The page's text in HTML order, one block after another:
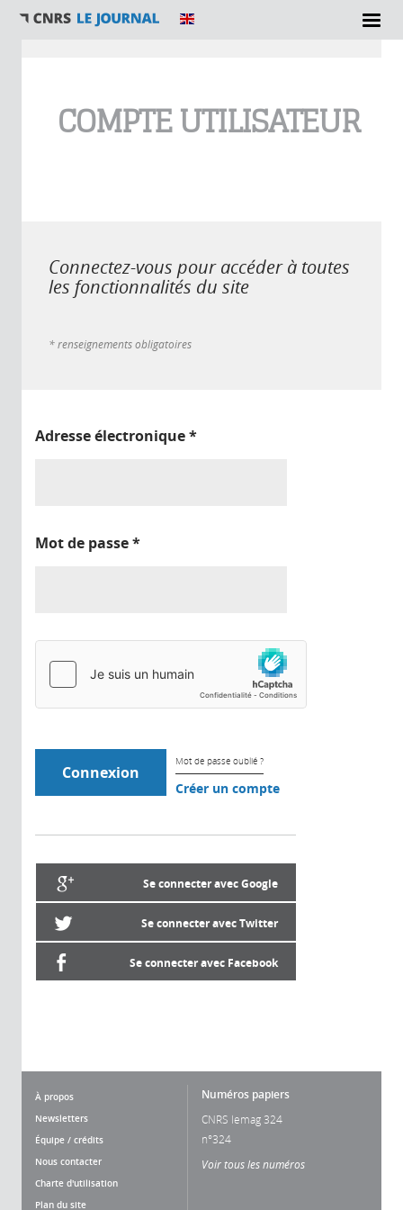
COMPTE UTILISATEUR
Connectez-vous pour accéder à toutes
les fonctionnalités du site
* renseignements obligatoires
Adresse électronique*
Mot de passe*
Mot de passe oublié ?
Créer un compte
Se connecter avec Google
Se connecter avec Twitter
Se connecter avec Facebook
À propos
Newsletters
Équipe / crédits
Nous contacter
Charte d'utilisation
Plan du site
Numéros papiers
CNRS lemag 324
n°324
Voir tous les numéros